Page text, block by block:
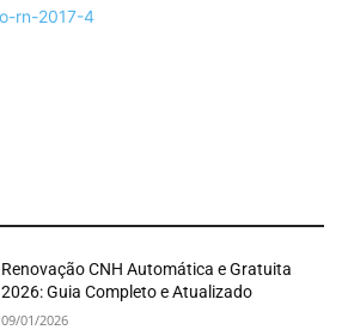
Renovação CNH Automática e Gratuita
2026: Guia Completo e Atualizado
09/01/2026